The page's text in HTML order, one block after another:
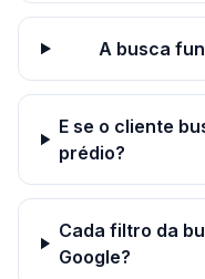
A busca
E se o cliente
prédio?
Cada filtro da
Google?